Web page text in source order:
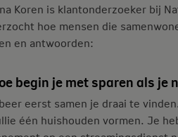
Koren is klantonderzoeker bij
hoe mensen die
en antwoorden:
begin je met sparen als je
eerst samen je draai te
één huishouden vormen. Je